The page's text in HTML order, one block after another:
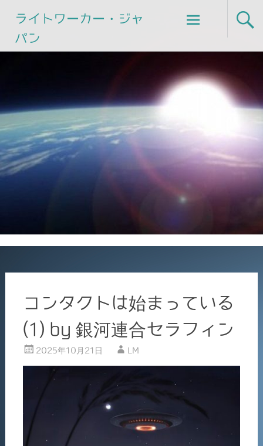
ライトワーカー・ジャ
パン
Skip
to
コンタクトは始まっている
(1) by 銀河連合セラフィン
2025年10月21日 LM